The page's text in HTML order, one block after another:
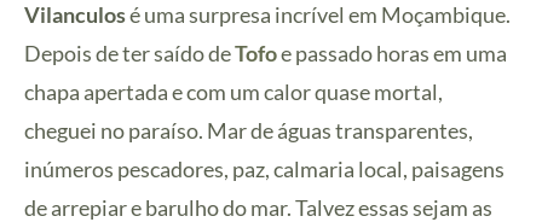
Vilanculosé uma surpresa incrível em Moçambique.
Depois de ter saído deTofoe passado horas em uma
chapa apertada e com um calor quase mortal,
cheguei no paraíso. Mar de águas transparentes,
inúmeros pescadores, paz, calmaria local, paisagens
de arrepiar e barulho do mar. Talvez essas sejam as